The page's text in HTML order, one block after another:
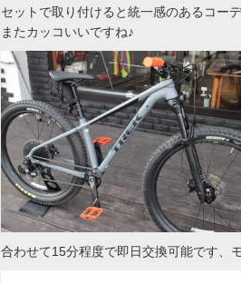
セットで取り付けると統一感のあるコー
またカッコいいですね♪
合わせて15分程度で即日交換可能です、